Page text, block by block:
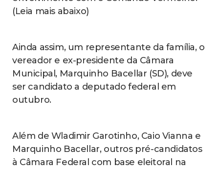
(Leia mais abaixo)
Ainda assim, um representante da família, o
vereador e ex-presidente da Câmara
Municipal, Marquinho Bacellar (SD), deve
ser candidato a deputado federal em
outubro.
Além de Wladimir Garotinho, Caio Vianna e
Marquinho Bacellar, outros pré-candidatos
à Câmara Federal com base eleitoral na